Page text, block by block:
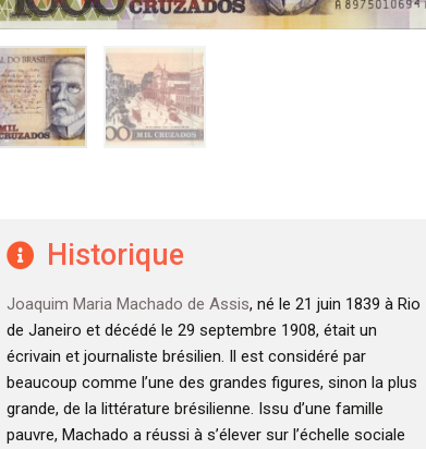
Historique
Joaquim Maria Machado de Assis, né le 21 juin 1839 à Rio
de Janeiro et décédé le 29 septembre 1908, était un
écrivain et journaliste brésilien. Il est considéré par
beaucoup comme l’une des grandes figures, sinon la plus
grande, de la littérature brésilienne. Issu d’une famille
pauvre, Machado a réussi à s’élever sur l’échelle sociale